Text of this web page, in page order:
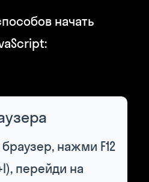
начать
нажми F12
перейди на